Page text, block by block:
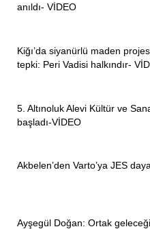
anıldı- VİDEO
Kiğı’da siyanürlü maden
tepki: Peri Vadisi halkındır-
5. Altınoluk Alevi Kültür ve
başladı-VİDEO
Akbelen’den Varto’ya JES
Ayşegül Doğan: Ortak